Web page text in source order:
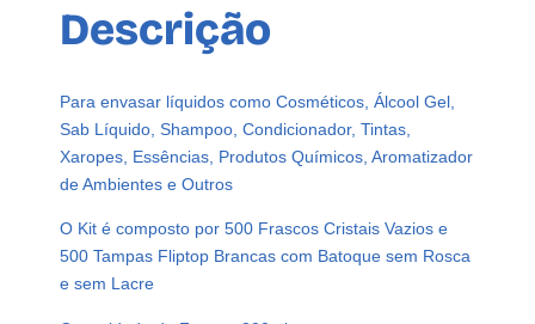
c
o
C
Descrição
Para envasar líquidos como Cosméticos, Álcool Gel,
Sab Líquido, Shampoo, Condicionador, Tintas,
Xaropes, Essências, Produtos Químicos, Aromatizador
de Ambientes e Outros
O Kit é composto por 500 Frascos Cristais Vazios e
500 Tampas Fliptop Brancas com Batoque sem Rosca
e sem Lacre